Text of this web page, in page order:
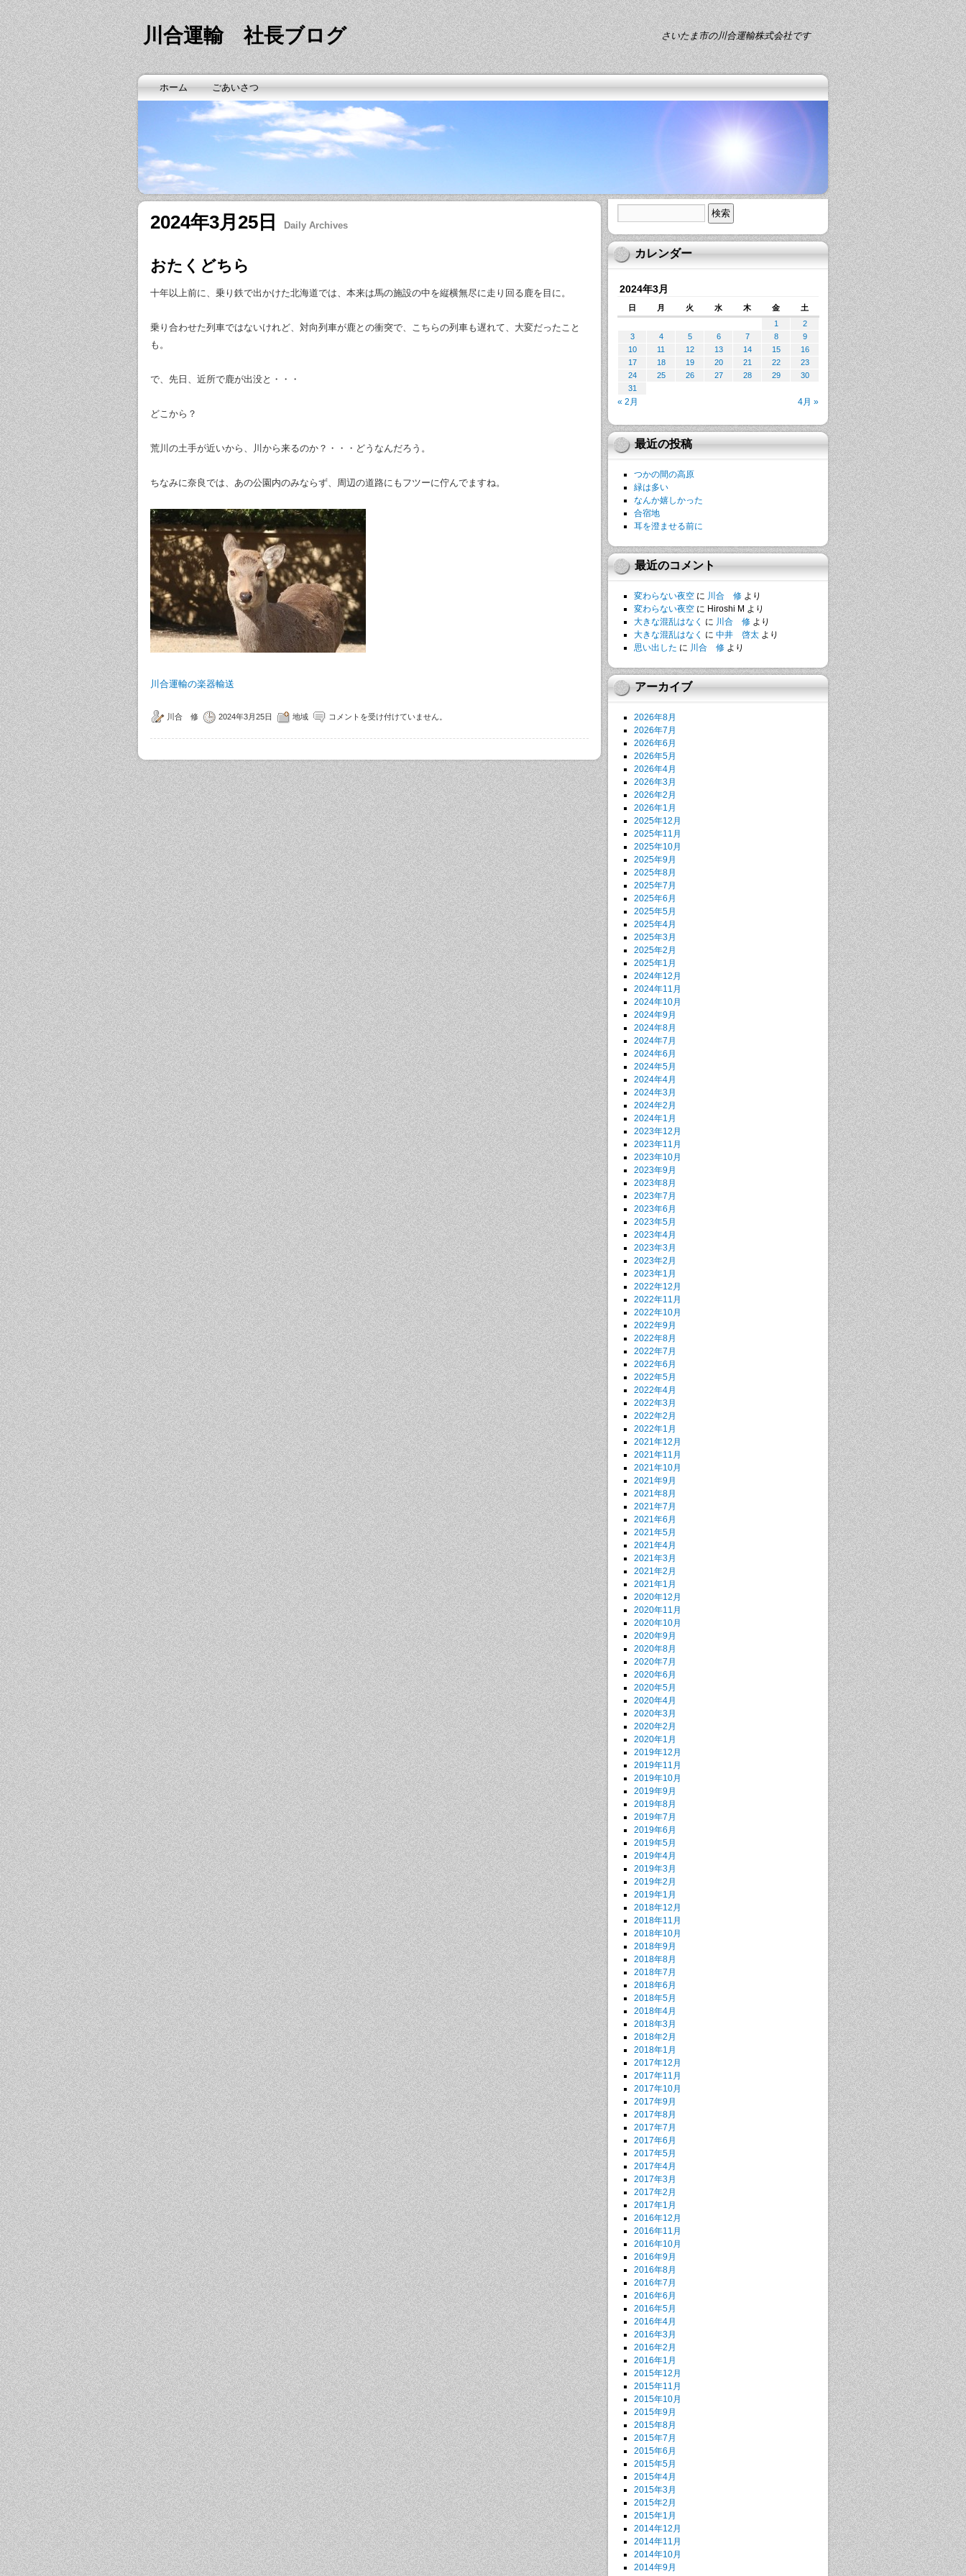
川合運輸 社長ブログ さいたま市の川合運輸株式会社です
ホーム ごあいさつ
2024年3月25日 Daily Archives
おたくどちら
十年以上前に、乗り鉄で出かけた北海道では、本来は馬の施設の中を縦横無尽に走り回る鹿を目に。
乗り合わせた列車ではないけれど、対向列車が鹿との衝突で、こちらの列車も遅れて、大変だったこと
も。
で、先日、近所で鹿が出没と・・・
どこから？
荒川の土手が近いから、川から来るのか？・・・どうなんだろう。
ちなみに奈良では、あの公園内のみならず、周辺の道路にもフツーに佇んでますね。
川合運輸の楽器輸送
川合 修 2024年3月25日 地域 コメントを受け付けていません。
カレンダー
2024年3月
日 月 火 水 木 金 土
« 2月 4月 »
1
2
3
4 5 6 7 8
9
10
11 12 13 14 15
16
17
18 19 20 21 22
23
24
25 26 27 28 29
30
31
最近の投稿
つかの間の高原
緑は多い
なんか嬉しかった
合宿地
耳を澄ませる前に
最近のコメント
変わらない夜空に 川合 修より
変わらない夜空に Hiroshi M より
大きな混乱はなく に 川合 修より
大きな混乱はなく に 中井 啓太より
思い出した に 川合 修より
アーカイブ
2026年8月
2026年7月
2026年6月
2026年5月
2026年4月
2026年3月
2026年2月
2026年1月
2025年12月
2025年11月
2025年10月
2025年9月
2025年8月
2025年7月
2025年6月
2025年5月
2025年4月
2025年3月
2025年2月
2025年1月
2024年12月
2024年11月
2024年10月
2024年9月
2024年8月
2024年7月
2024年6月
2024年5月
2024年4月
2024年3月
2024年2月
2024年1月
2023年12月
2023年11月
2023年10月
2023年9月
2023年8月
2023年7月
2023年6月
2023年5月
2023年4月
2023年3月
2023年2月
2023年1月
2022年12月
2022年11月
2022年10月
2022年9月
2022年8月
2022年7月
2022年6月
2022年5月
2022年4月
2022年3月
2022年2月
2022年1月
2021年12月
2021年11月
2021年10月
2021年9月
2021年8月
2021年7月
2021年6月
2021年5月
2021年4月
2021年3月
2021年2月
2021年1月
2020年12月
2020年11月
2020年10月
2020年9月
2020年8月
2020年7月
2020年6月
2020年5月
2020年4月
2020年3月
2020年2月
2020年1月
2019年12月
2019年11月
2019年10月
2019年9月
2019年8月
2019年7月
2019年6月
2019年5月
2019年4月
2019年3月
2019年2月
2019年1月
2018年12月
2018年11月
2018年10月
2018年9月
2018年8月
2018年7月
2018年6月
2018年5月
2018年4月
2018年3月
2018年2月
2018年1月
2017年12月
2017年11月
2017年10月
2017年9月
2017年8月
2017年7月
2017年6月
2017年5月
2017年4月
2017年3月
2017年2月
2017年1月
2016年12月
2016年11月
2016年10月
2016年9月
2016年8月
2016年7月
2016年6月
2016年5月
2016年4月
2016年3月
2016年2月
2016年1月
2015年12月
2015年11月
2015年10月
2015年9月
2015年8月
2015年7月
2015年6月
2015年5月
2015年4月
2015年3月
2015年2月
2015年1月
2014年12月
2014年11月
2014年10月
2014年9月